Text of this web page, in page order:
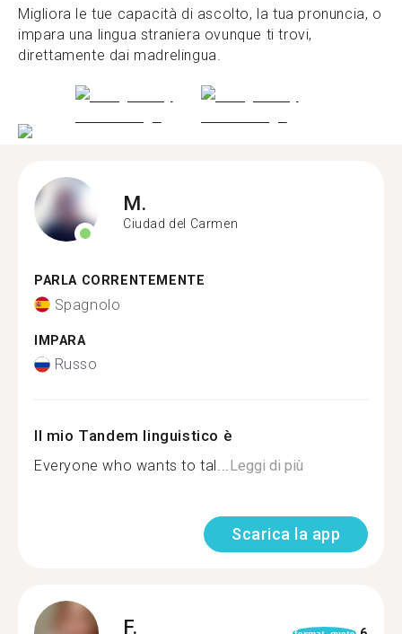
Migliora le tue capacità di ascolto, la tua pronuncia, o
impara una lingua straniera ovunque ti trovi,
direttamente dai madrelingua.
M.
Ciudad del Carmen
PARLA CORRENTEMENTE
Spagnolo
IMPARA
Russo
Il mio Tandem linguistico è
Everyone who wants to tal...Leggi di più
Scarica la app
F.